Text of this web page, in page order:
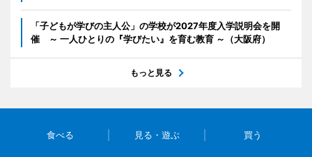
「子どもが学びの主人公」の学校が2027年度入学説明会を開
催 ～ 一人ひとりの『学びたい』を育む教育 ～（大阪府）
もっと見る
食べる 見る・遊ぶ 買う